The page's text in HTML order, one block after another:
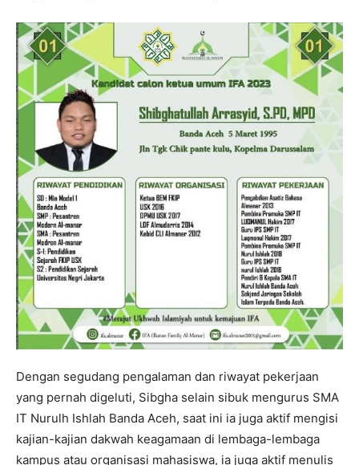
Dengan segudang pengalaman dan riwayat pekerjaan
yang pernah digeluti, Sibgha selain sibuk mengurus SMA
IT Nurulh Ishlah Banda Aceh, saat ini ia juga aktif mengisi
kajian-kajian dakwah keagamaan di lembaga-lembaga
kampus atau organisasi mahasiswa, ia juga aktif menulis